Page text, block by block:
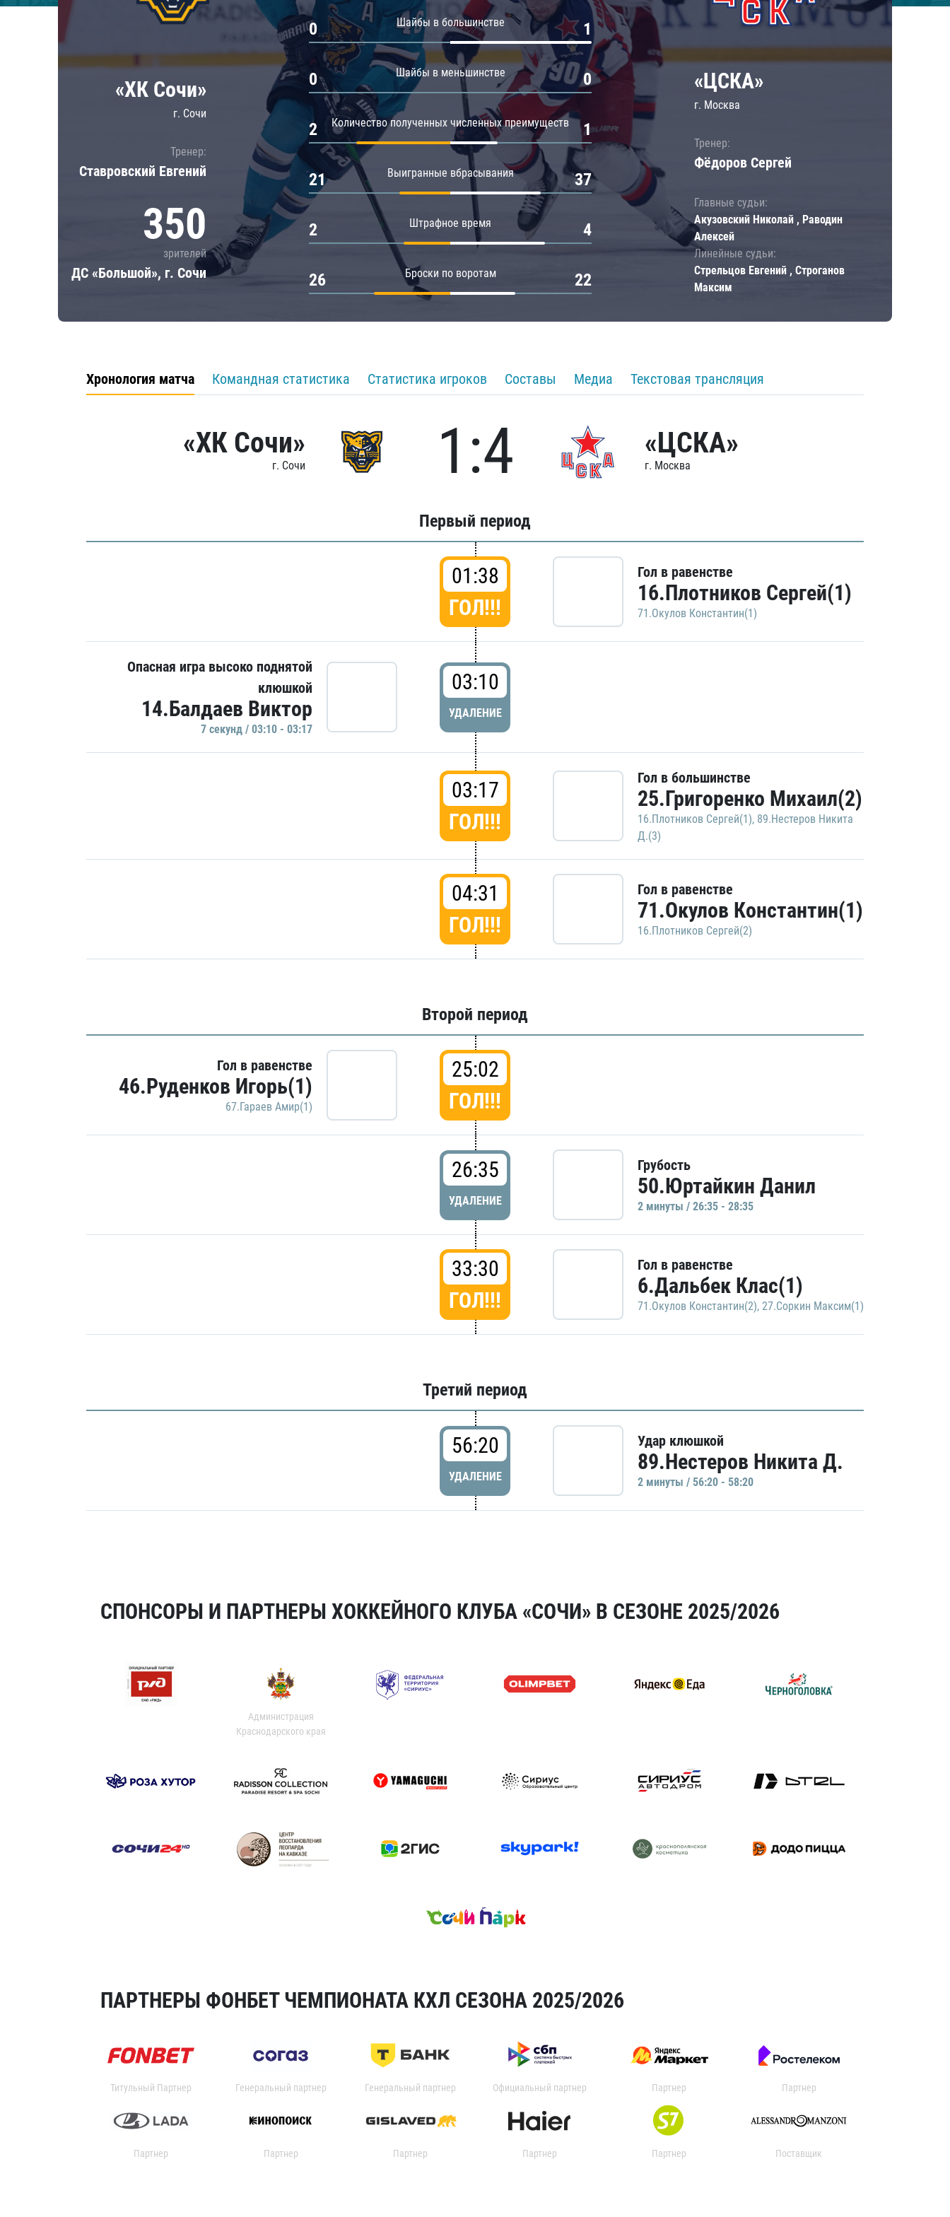
Локомотив
ЦСКА
Шанхайские Драконы
Амур
Барыс
Салават Юлаев
«ХК Сочи»
г. Сочи
Тренер:
Ставровский Евгений
350
зрителей
ДС «Большой», г. Сочи
Шайбы в большинстве
0 1
Шайбы в меньшинстве
0 0
Количество полученных численных преимуществ
2 1
Выигранные вбрасывания
21 37
Штрафное время
2 4
Броски по воротам
26 22
«ЦСКА»
г. Москва
Тренер:
Фёдоров Сергей
Главные судьи:
Акузовский Николай , Раводин
Алексей
Линейные судьи:
Стрельцов Евгений , Строганов
Максим
Хронология матча Командная статистика Статистика игроков Составы Медиа Текстовая трансляция
«ХК Сочи»
г. Сочи 1:4 «ЦСКА»
г. Москва
Первый период
01:38
ГОЛ!!!
Гол в равенстве
16.Плотников Сергей(1)
71.Окулов Константин(1)
Опасная игра высоко поднятой
клюшкой
14.Балдаев Виктор
7 секунд / 03:10 - 03:17
03:10
УДАЛЕНИЕ
03:17
ГОЛ!!!
Гол в большинстве
25.Григоренко Михаил(2)
16.Плотников Сергей(1), 89.Нестеров Никита
Д.(3)
04:31
ГОЛ!!!
Гол в равенстве
71.Окулов Константин(1)
16.Плотников Сергей(2)
Второй период
Гол в равенстве
46.Руденков Игорь(1)
67.Гараев Амир(1)
25:02
ГОЛ!!!
26:35
УДАЛЕНИЕ
Грубость
50.Юртайкин Данил
2 минуты / 26:35 - 28:35
33:30
ГОЛ!!!
Гол в равенстве
6.Дальбек Клас(1)
71.Окулов Константин(2), 27.Соркин Максим(1)
Третий период
56:20
УДАЛЕНИЕ
Удар клюшкой
89.Нестеров Никита Д.
2 минуты / 56:20 - 58:20
СПОНСОРЫ И ПАРТНЕРЫ ХОККЕЙНОГО КЛУБА «СОЧИ» В СЕЗОНЕ 2025/2026
Администрация
Краснодарского края
ПАРТНЕРЫ ФОНБЕТ ЧЕМПИОНАТА КХЛ СЕЗОНА 2025/2026
Титульный Партнер Генеральный партнер Генеральный партнер Официальный партнер Партнер Партнер
Партнер Партнер Партнер Партнер Партнер Поставщик